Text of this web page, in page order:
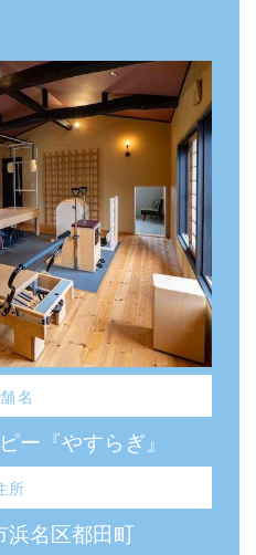
名
ー『やすらぎ』
所
浜名区都田町